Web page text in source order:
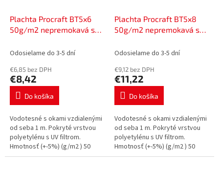
Plachta Procraft BT5x6
50g/m2 nepremokavá so
BT5x6
Odosielame do 3-5 dní
€6,85 bez DPH
€8,42
Do košíka
Vodotesné s okami vzdialenými
od seba 1 m. Pokryté vrstvou
polyetylénu s UV filtrom.
Hmotnosť (+-5%) (g/m2 ) 50
Farba: modrá Rozmery (m) 5x6
Plachta Procraft BT5x8
50g/m2 nepremokavá so
BT5x8
Odosielame do 3-5 dní
€9,12 bez DPH
€11,22
Do košíka
Vodotesné s okami vzdialenými
od seba 1 m. Pokryté vrstvou
polyetylénu s UV filtrom.
Hmotnosť (+-5%) (g/m2 ) 50
Farba: modrá Rozmery (m) 5x8